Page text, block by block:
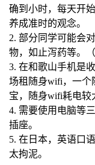
确到小时，每天开
养成准时的观念。
2. 部分同学可能会
物，如止泻药等。
3. 在和歌山手机是
场租随身wifi，一个
宝，随身wifi耗电较
4. 需要使用电脑等
插座。
5. 在日本，英语口
太拘泥。